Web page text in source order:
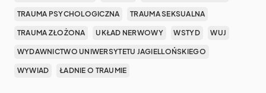
TRAUMA PSYCHOLOGICZNA TRAUMA SEKSUALNA
TRAUMA ZŁOŻONA UKŁAD NERWOWY WSTYD WUJ
WYDAWNICTWO UNIWERSYTETU JAGIELLOŃSKIEGO
WYWIAD ŁADNIE O TRAUMIE